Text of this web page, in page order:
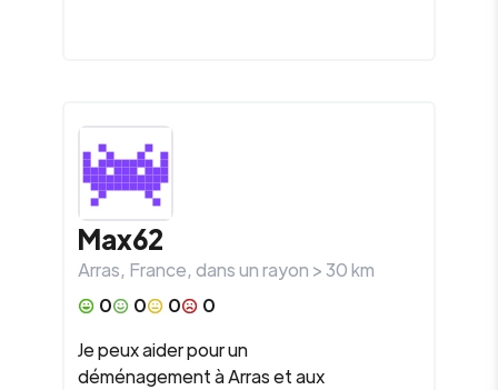
Max62
Arras, France, dans un rayon >30km
0
0 0
0
Je peux aider pour un
déménagement à Arras et aux